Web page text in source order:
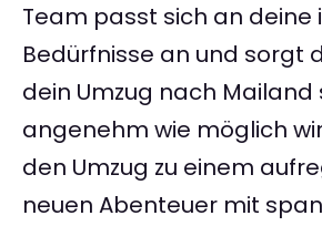
Team passt sich an deine
Bedürfnisse an und sorgt
dein Umzug nach Mailand
angenehm wie möglich
den Umzug zu einem
neuen Abenteuer mit